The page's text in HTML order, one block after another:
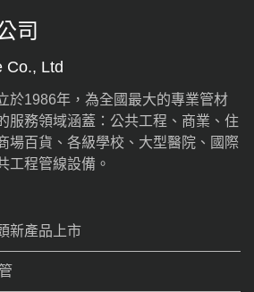
司
Co., Ltd
於1986年，為全國最大的專業管材
服務領域涵蓋：公共工程、商業、住
場百貨、各級學校、大型醫院、國際
工程管線設備。
新產品上市